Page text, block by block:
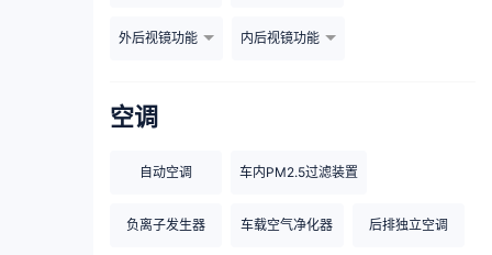
外后视镜功能 内后视镜功能
空调
自动空调 车内PM2.5过滤装置
负离子发生器 车载空气净化器 后排独立空调